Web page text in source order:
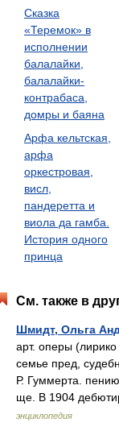
Сказка
«Теремок» в
исполнении
балалайки,
балалайки-
контрабаса,
домры и баяна
Арфа кельтская,
арфа
оркестровая,
висл,
пандеретта и
виола да гамба.
История одного
принца
См. также в
Шмидт, Ольга
арт. оперы
семье пред,
Р. Гуммерта.
ще. В 1904
энциклопедия